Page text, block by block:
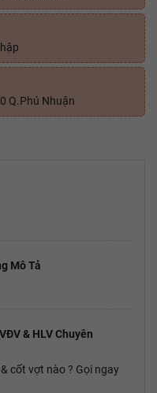
Q.Phú Nhuận
Mô Tả
& HLV Chuyên
cốt vợt nào ? Gọi ngay